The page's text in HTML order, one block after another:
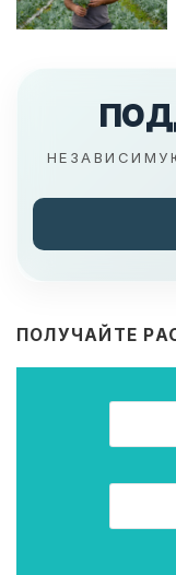
ПОЛУЧАЙТЕ